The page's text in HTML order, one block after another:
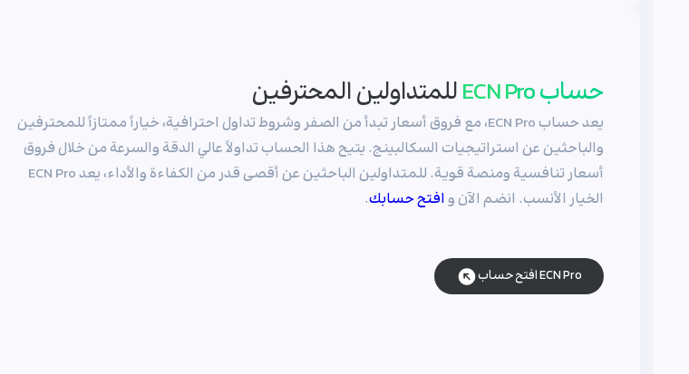
حساب ECN Pro للمتداولين المحترفين
يعد حساب ECN Pro، مع فروق أسعار تبدأ من الصفر وشروط تداول احترافية، خياراً ممتازاً للمحترفين
والباحثين عن استراتيجيات السكالبينج. يتيح هذا الحساب تداولاً عالي الدقة والسرعة من خلال فروق
أسعار تنافسية ومنصة قوية. للمتداولين الباحثين عن أقصى قدر من الكفاءة والأداء، يعد ECN Pro
الخيار الأنسب. انضم الآن وافتح حسابك.
افتح حساب ECN Pro